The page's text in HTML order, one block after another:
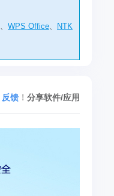
、 WPS Office、
NTK
分享软件/应用
反馈 ！